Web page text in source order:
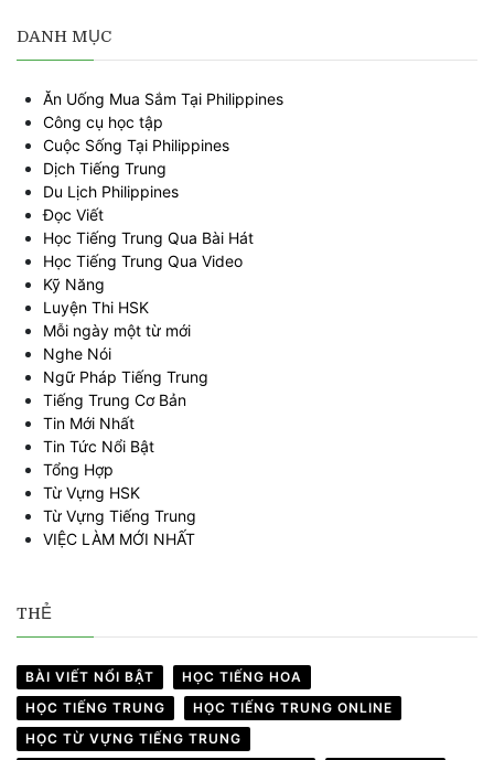
DANH MỤC
Ăn Uống Mua Sắm Tại Philippines
Công cụ học tập
Cuộc Sống Tại Philippines
Dịch Tiếng Trung
Du Lịch Philippines
Đọc Viết
Học Tiếng Trung Qua Bài Hát
Học Tiếng Trung Qua Video
Kỹ Năng
Luyện Thi HSK
Mỗi ngày một từ mới
Nghe Nói
Ngữ Pháp Tiếng Trung
Tiếng Trung Cơ Bản
Tin Mới Nhất
Tin Tức Nổi Bật
Tổng Hợp
Từ Vựng HSK
Từ Vựng Tiếng Trung
VIỆC LÀM MỚI NHẤT
THẺ
BÀI VIẾT NỔI BẬT
HỌC TIẾNG HOA
HỌC TIẾNG TRUNG
HỌC TIẾNG TRUNG ONLINE
HỌC TỪ VỰNG TIẾNG TRUNG